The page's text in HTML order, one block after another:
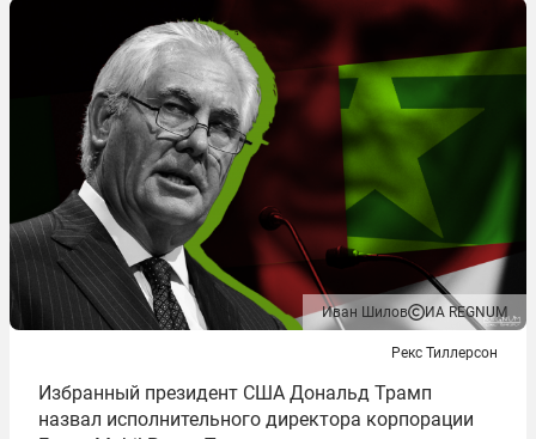
Иван Шилов ИА REGNUM
Рекс Тиллерсон
Избранный президент США Дональд Трамп
назвал исполнительного директора корпорации